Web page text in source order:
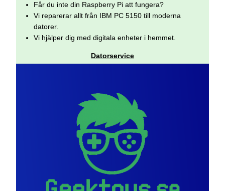
Får du inte din Raspberry Pi att fungera?
Vi reparerar allt från IBM PC 5150 till moderna
datorer.
Vi hjälper dig med digitala enheter i hemmet.
Datorservice